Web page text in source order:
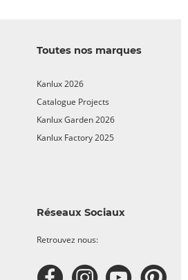
Toutes nos marques
Kanlux 2026
Catalogue Projects
Kanlux Garden 2026
Kanlux Factory 2025
Réseaux Sociaux
Retrouvez nous: